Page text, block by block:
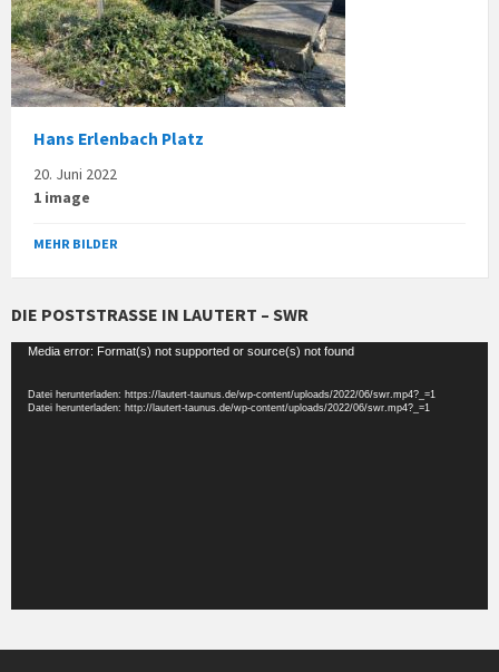
Hans Erlenbach Platz
20. Juni 2022
1 image
MEHR BILDER
DIE POSTSTRASSE IN LAUTERT – SWR
Video-
Media error: Format(s) not supported or source(s) not found
Datei herunterladen: https://lautert-taunus.de/wp-content/uploads/2022/06/swr.mp4?_=1
Datei herunterladen: http://lautert-taunus.de/wp-content/uploads/2022/06/swr.mp4?_=1